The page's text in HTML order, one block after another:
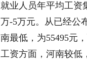
就业人员年平均工资
万-5万元。从已经公
南最低，为55495元
工资方面，河南较低